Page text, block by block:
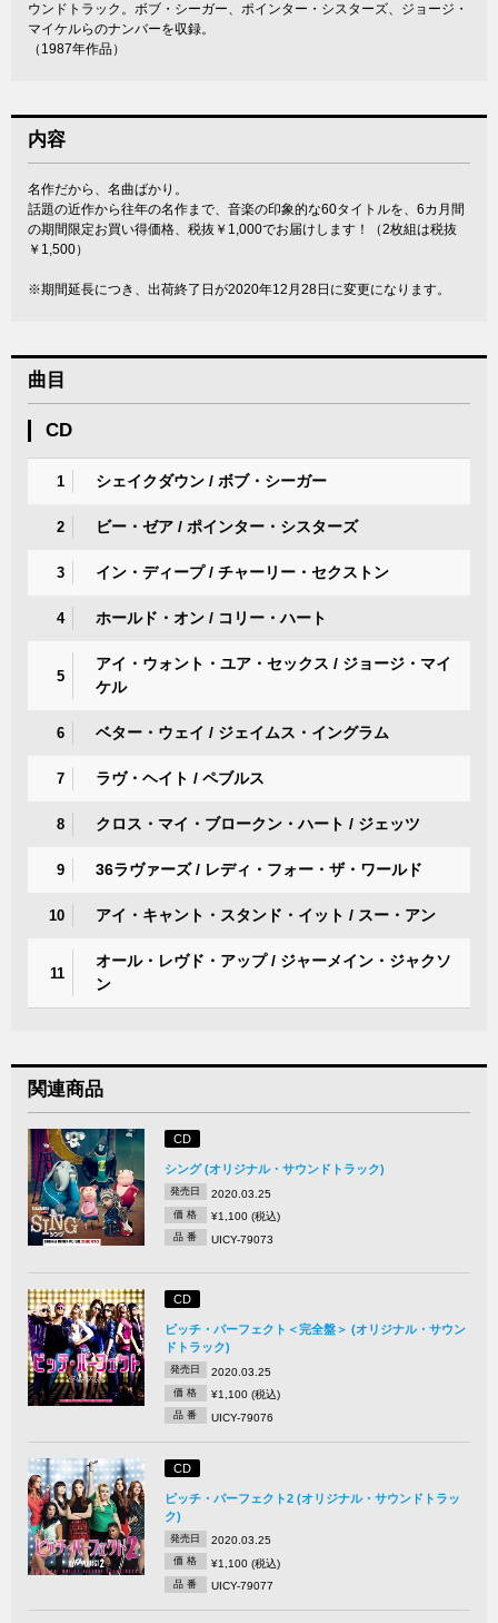
ウンドトラック。ボブ・シーガー、ポインター・シスターズ、ジョージ・
マイケルらのナンバーを収録。
（1987年作品）
内容
名作だから、名曲ばかり。
話題の近作から往年の名作まで、音楽の印象的な60タイトルを、6カ月間
の期間限定お買い得価格、税抜￥1,000でお届けします！（2枚組は税抜
￥1,500）
※期間延長につき、出荷終了日が2020年12月28日に変更になります。
曲目
CD
1 シェイクダウン / ボブ・シーガー
2 ビー・ゼア / ポインター・シスターズ
3 イン・ディープ / チャーリー・セクストン
4 ホールド・オン / コリー・ハート
5
アイ・ウォント・ユア・セックス / ジョージ・マイ
ケル
6 ベター・ウェイ / ジェイムス・イングラム
7 ラヴ・ヘイト / ペブルス
8 クロス・マイ・ブロークン・ハート / ジェッツ
9 36ラヴァーズ / レディ・フォー・ザ・ワールド
10 アイ・キャント・スタンド・イット / スー・アン
11
オール・レヴド・アップ / ジャーメイン・ジャクソ
ン
関連商品
CD
シング (オリジナル・サウンドトラック)
発売日 2020.03.25
価 格 ¥1,100 (税込)
品 番 UICY-79073
CD
ピッチ・パーフェクト＜完全盤＞ (オリジナル・サウン
ドトラック)
発売日 2020.03.25
価 格 ¥1,100 (税込)
品 番 UICY-79076
CD
ピッチ・パーフェクト2 (オリジナル・サウンドトラッ
ク)
発売日 2020.03.25
価 格 ¥1,100 (税込)
品 番 UICY-79077